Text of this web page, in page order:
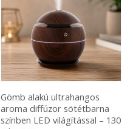
Gömb alakú ultrahangos
aroma diffúzor sötétbarna
színben LED világítással – 130